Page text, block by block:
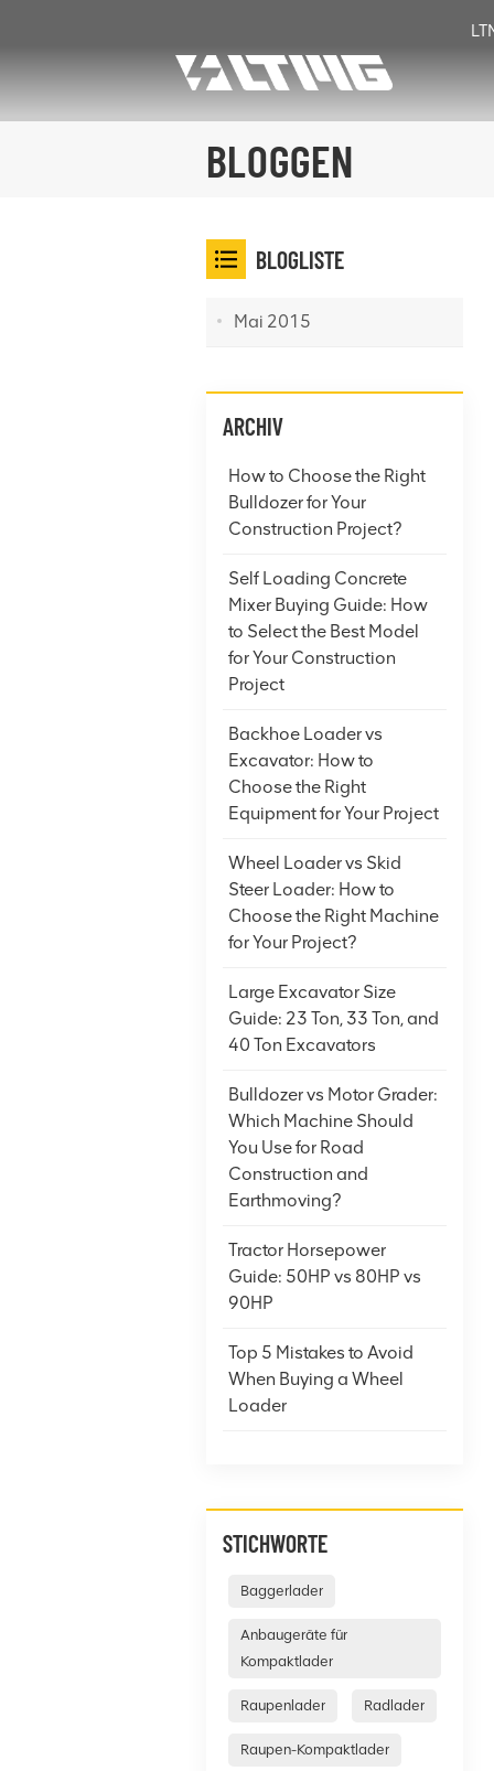
BLOGGEN
BLOGLISTE
Mai 2015
ARCHIV
How to Choose the Right
Bulldozer for Your
Construction Project?
Self Loading Concrete
Mixer Buying Guide: How
to Select the Best Model
for Your Construction
Project
Backhoe Loader vs
Excavator: How to
Choose the Right
Equipment for Your Project
Wheel Loader vs Skid
Steer Loader: How to
Choose the Right Machine
for Your Project?
Large Excavator Size
Guide: 23 Ton, 33 Ton, and
40 Ton Excavators
Bulldozer vs Motor Grader:
Which Machine Should
You Use for Road
Construction and
Earthmoving?
Tractor Horsepower
Guide: 50HP vs 80HP vs
90HP
Top 5 Mistakes to Avoid
When Buying a Wheel
Loader
STICHWORTE
Baggerlader
Anbaugeräte für
Kompaktlader
Raupenlader Radlader
Raupen-Kompaktlader